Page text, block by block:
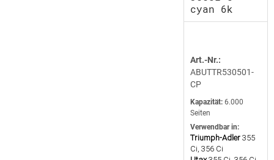
cyan 6k
Art.-Nr.:
ABUTTR530501-
CP
Kapazität: 6.000
Seiten
Verwendbar in:
Triumph-Adler 355
Ci, 356 Ci